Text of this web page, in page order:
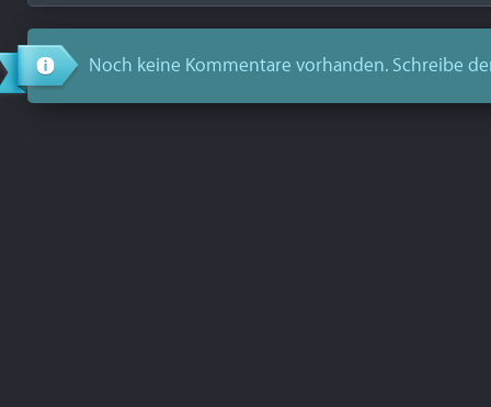
Noch keine Kommentare vorhanden. Schreibe